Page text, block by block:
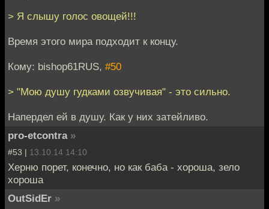
> Я слышу голос овощей!!!
Время этого мира подходит к концу.
Кому: bishop61RUS, #50
> "Мою душу гудками озвучивая" - это сильно.
Напердел ей в душу. Как у них затейливо.
pro-etcontra »
#53 | 13.10.14 14:10
Херню порет, конечно, но как баба - хороша, зело
хороша
OutSidEr »